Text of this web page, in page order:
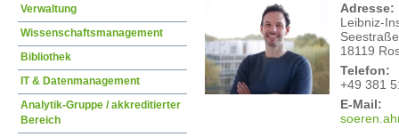
Adresse:
Leibniz-
18119
Telefon:
+49 381
E-Mail:
soer
Verwaltung
Wissenschaftsmanagement
Bibliothek
IT & Datenmanagement
Analytik-Gruppe / akkreditierter
Bereich